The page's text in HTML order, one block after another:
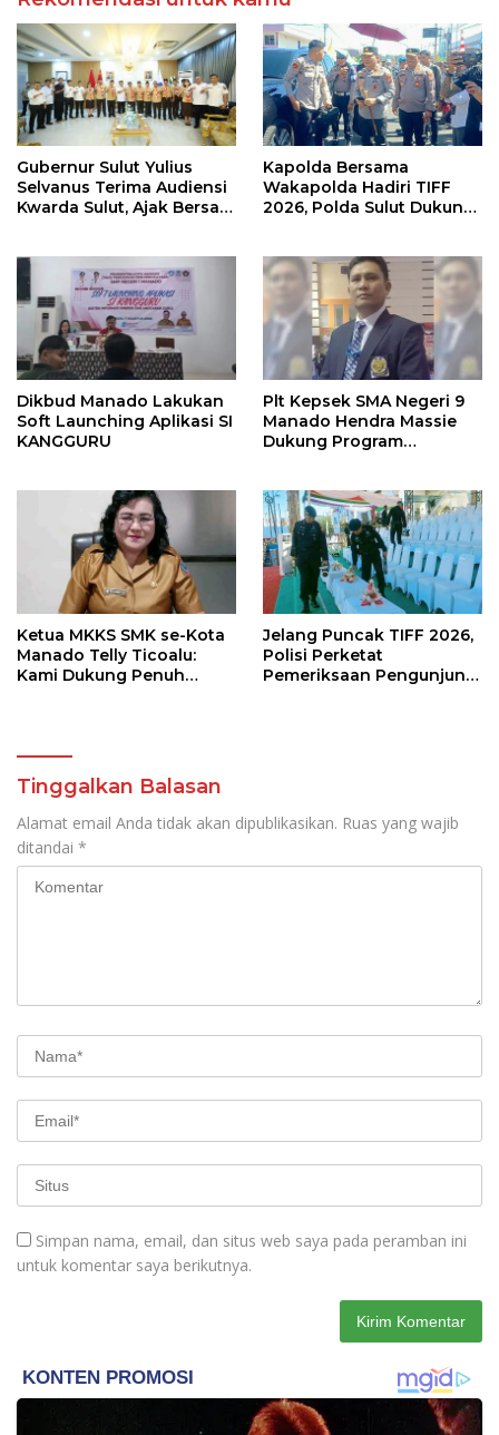
Gubernur Sulut Yulius
Selvanus Terima Audiensi
Kwarda Sulut, Ajak Bersatu
Kapolda Bersama
Wakapolda Hadiri TIFF
2026, Polda Sulut Dukung
Dikbud Manado Lakukan
Soft Launching Aplikasi SI
KANGGURU
Plt Kepsek SMA Negeri 9
Manado Hendra Massie
Dukung Program
Ketua MKKS SMK se-Kota
Manado Telly Ticoalu:
Kami Dukung Penuh
Jelang Puncak TIFF 2026,
Polisi Perketat
Pemeriksaan Pengunjung
Tinggalkan Balasan
Alamat email Anda tidak akan dipublikasikan. Ruas yang wajib
ditandai *
Simpan nama, email, dan situs web saya pada peramban ini
untuk komentar saya berikutnya.